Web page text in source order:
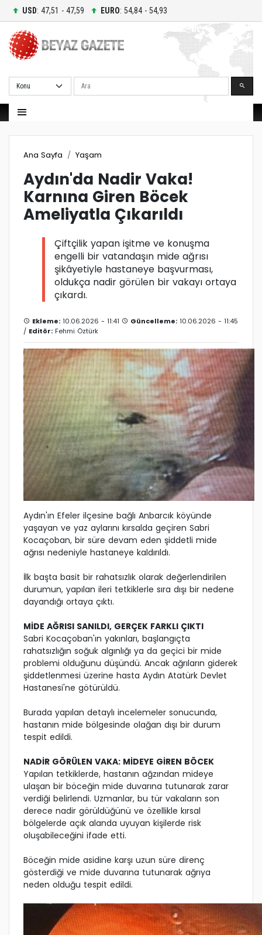
USD: 47,51 - 47,59 EURO: 54,84 - 54,93
Ara
Ana Sayfa Yaşam
Aydın'da Nadir Vaka!
Karnına Giren Böcek
Ameliyatla Çıkarıldı
Çiftçilik yapan işitme ve konuşma
engelli bir vatandaşın mide ağrısı
şikâyetiyle hastaneye başvurması,
oldukça nadir görülen bir vakayı ortaya
çıkardı.
Ekleme: 10.06.2026 - 11:41 Güncelleme: 10.06.2026 - 11:45
/ Editör: Fehmi Öztürk
Aydın'ın Efeler ilçesine bağlı Anbarcık köyünde
yaşayan ve yaz aylarını kırsalda geçiren Sabri
Kocaçoban, bir süre devam eden şiddetli mide
ağrısı nedeniyle hastaneye kaldırıldı.
İlk başta basit bir rahatsızlık olarak değerlendirilen
durumun, yapılan ileri tetkiklerle sıra dışı bir nedene
dayandığı ortaya çıktı.
MİDE AĞRISI SANILDI, GERÇEK FARKLI ÇIKTI
Sabri Kocaçoban'ın yakınları, başlangıçta
rahatsızlığın soğuk algınlığı ya da geçici bir mide
problemi olduğunu düşündü. Ancak ağrıların giderek
şiddetlenmesi üzerine hasta Aydın Atatürk Devlet
Hastanesi'ne götürüldü.
Burada yapılan detaylı incelemeler sonucunda,
hastanın mide bölgesinde olağan dışı bir durum
tespit edildi.
NADİR GÖRÜLEN VAKA: MİDEYE GİREN BÖCEK
Yapılan tetkiklerde, hastanın ağzından mideye
ulaşan bir böceğin mide duvarına tutunarak zarar
verdiği belirlendi. Uzmanlar, bu tür vakaların son
derece nadir görüldüğünü ve özellikle kırsal
bölgelerde açık alanda uyuyan kişilerde risk
oluşabileceğini ifade etti.
Böceğin mide asidine karşı uzun süre direnç
gösterdiği ve mide duvarına tutunarak ağrıya
neden olduğu tespit edildi.